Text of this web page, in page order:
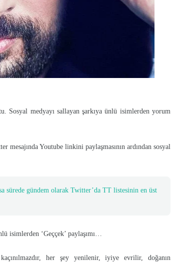
Sosyal medyayı sallayan şarkıya ünlü isimlerden yorum
mesajında Youtube linkini paylaşmasının ardından sosyal
sürede gündem olarak Twitter’da TT listesinin en üst
isimlerden ‘Geççek’ paylaşımı…
her şey yenilenir, iyiye evrilir, doğanın